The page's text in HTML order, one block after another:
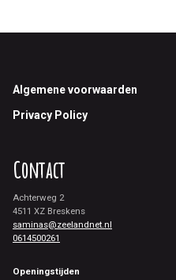
Footer
Algemene voorwaarden
Privacy Policy
Contact
Achterweg 2
4511 XZ Breskens
saminas@zeelandnet.nl
0614500261
Openingstijden